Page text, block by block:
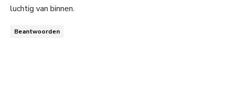
luchtig van binnen.
Beantwoorden